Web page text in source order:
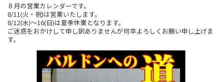
８月の営業カレンダーです。
8/11(火・祝)は営業いたします。
8/12(水)～16(日)は夏季休業となります。
ご迷惑をおかけして申し訳ありませんが何卒よろしくお願い申し上げま
す。